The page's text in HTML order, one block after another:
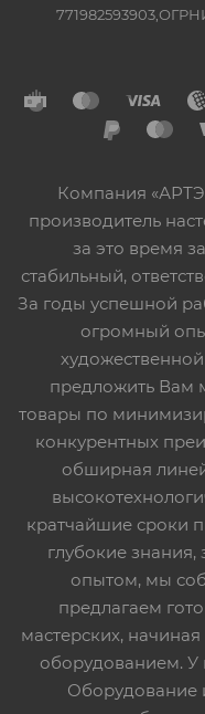
Компания
производитель
за это время
стабильный,
За годы успешной
огромный
предложить Вам
товары по
конкурентных
обширная
кратчайшие сроки
глубокие
опытом, мы
предлагаем
мастерских,
оборудованием. У
Оборудование